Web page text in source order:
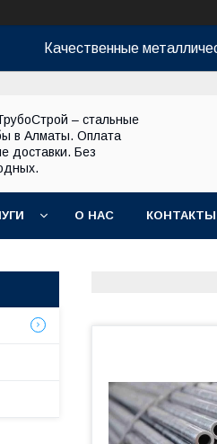
Качественные
– стальные
в Алматы. Оплата
доставки. Без
О НАС КОНТАКТЫ